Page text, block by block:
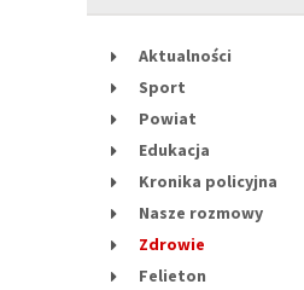
Aktualności
Sport
Powiat
Edukacja
Kronika policyjna
Nasze rozmowy
Zdrowie
Felieton